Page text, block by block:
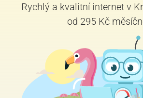
Rychlý a kvalitní internet v
od 295 Kč